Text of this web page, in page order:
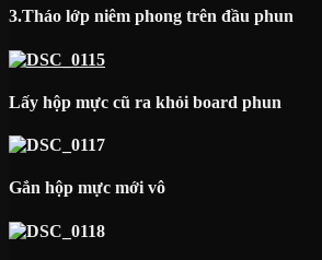
3.Tháo lớp niêm phong trên đầu phun
Lấy hộp mực cũ ra khỏi board phun
Gắn hộp mực mới vô